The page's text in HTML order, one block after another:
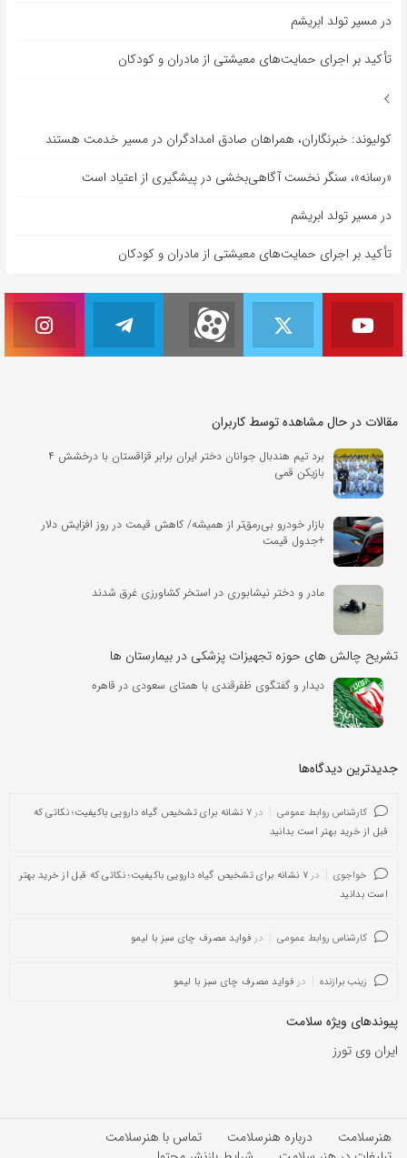
در مسیر تولد ابریشم
تأکید بر اجرای حمایت‌های معیشتی از مادران و کودکان
کولیوند: خبرنگاران، همراهان صادق امدادگران در مسیر خدمت هستند
«رسانه»، سنگر نخست آگاهی‌بخشی در پیشگیری از اعتیاد است
در مسیر تولد ابریشم
تأکید بر اجرای حمایت‌های معیشتی از مادران و کودکان
مقالات در حال مشاهده توسط کاربران
برد تیم هندبال جوانان دختر ایران برابر قزاقستان با درخشش ۴
بازیکن قمی
بازار خودرو بی‌رمق‌تر از همیشه/ کاهش قیمت در روز افزایش دلار
+جدول قیمت
مادر و دختر نیشابوری در استخر کشاورزی غرق شدند
تشریح چالش های حوزه تجهیزات پزشکی در بیمارستان ها
دیدار و گفتگوی ظفرقندی با همتای سعودی در قاهره
جدیدترین دیدگاه‌‌ها
کارشناس روابط عمومی در
۷ نشانه برای تشخیص گیاه دارویی باکیفیت؛ نکاتی که
قبل از خرید بهتر است بدانید
خواجوی در
۷ نشانه برای تشخیص گیاه دارویی باکیفیت؛ نکاتی که قبل از خرید بهتر
است بدانید
کارشناس روابط عمومی در فواید مصرف چای سبز با لیمو
زینب برازنده در فواید مصرف چای سبز با لیمو
پیوندهای ویژه سلامت
ایران وی تورز
هنرسلامت درباره هنرسلامت
تماس با هنرسلامت